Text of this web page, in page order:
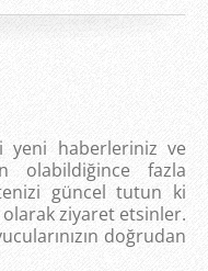
yeni haberleriniz ve
olabildiğince fazla
güncel tutun ki
olarak ziyaret etsinler.
doğrudan